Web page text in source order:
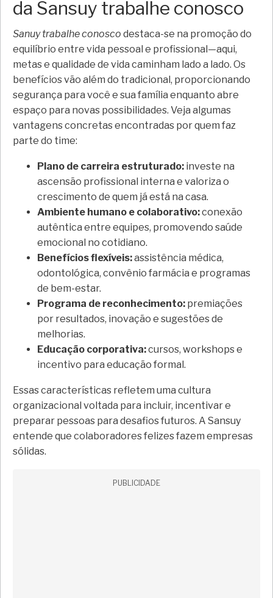
da Sansuy trabalhe conosco
Sanuy trabalhe conosco destaca-se na promoção do
equilíbrio entre vida pessoal e profissional—aqui,
metas e qualidade de vida caminham lado a lado. Os
benefícios vão além do tradicional, proporcionando
segurança para você e sua família enquanto abre
espaço para novas possibilidades. Veja algumas
vantagens concretas encontradas por quem faz
parte do time:
Plano de carreira estruturado: investe na
ascensão profissional interna e valoriza o
crescimento de quem já está na casa.
Ambiente humano e colaborativo:conexão
autêntica entre equipes, promovendo saúde
emocional no cotidiano.
Benefícios flexíveis:assistência médica,
odontológica, convênio farmácia e programas
de bem-estar.
Programa de reconhecimento: premiações
por resultados, inovação e sugestões de
melhorias.
Educação corporativa:cursos, workshops e
incentivo para educação formal.
Essas características refletem uma cultura
organizacional voltada para incluir, incentivar e
preparar pessoas para desafios futuros. A Sansuy
entende que colaboradores felizes fazem empresas
sólidas.
PUBLICIDADE